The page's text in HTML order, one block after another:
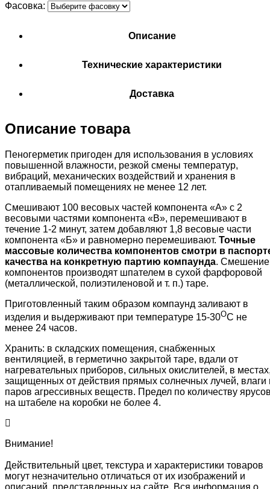
Фасовка:
Описание
Технические характеристики
Доставка
Описание товара
Пеногерметик пригоден для использования в условиях
повышенной влажности, резкой смены температур,
вибраций, механических воздействий и хранения в
отапливаемый помещениях не менее 12 лет.
Смешивают 100 весовых частей компонента «А» с 2
весовыми частями компонента «В», перемешивают в
течение 1-2 минут, затем добавляют 1,8 весовые части
компонента «Б» и равномерно перемешивают. Точные
массовые количества компонентов смотри в
качества на конкретную партию компаунда. Смешение
компонентов производят шпателем в сухой фарфоровой
(металлической, полиэтиленовой и т. п.) таре.
Приготовленный таким образом компаунд заливают в
изделия и выдерживают при температуре 15-30ОС не
менее 24 часов.
Хранить: в складских помещения, снабженных
вентиляцией, в герметично закрытой таре, вдали от
нагревательных приборов, сильных окислителей, в
защищенных от действия прямых солнечных лучей, влаги
паров агрессивных веществ. Предел по количеству
на штабеле на коробки не более 4.
Внимание!
Действительный цвет, текстура и характеристики товаров
могут незначительно отличаться от их изображений и